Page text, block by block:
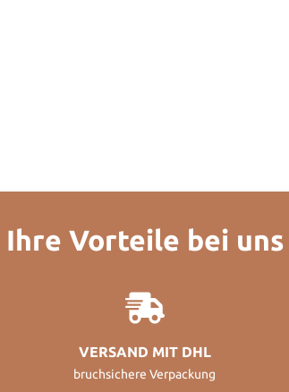
Ihre Vorteile bei uns
VERSAND MIT DHL
bruchsichere Verpackung